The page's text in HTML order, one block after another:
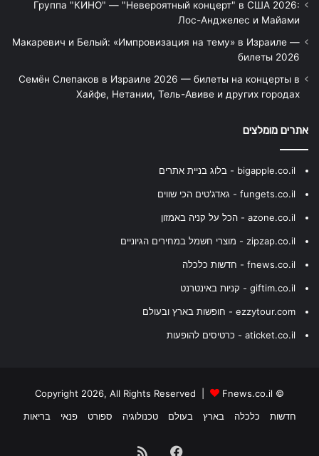
Группа "КИНО" — "Невероятный концерт" в США 2026:
Лос-Анджелес и Майами
Макаревич и Белый: «Импровизация на тему» в Израиле —
билеты 2026
Семён Слепаков в Израиле 2026 — билеты на концерты в
Хайфе, Нетании, Тель-Авиве и других городах
אתרים מומלצים
bigapple.co.il - בלוג בניית אתרים
fungets.co.il - גאדג'טים הכי שווים
azone.co.il - הכל על קניה באמזון
zipzap.co.il - מוצרי חשמל במחירים הגיוניים
fnews.co.il - חדשות כלכלה
giftim.co.il - קניות באינטרנט
ezzytour.com - חופשות בארץ ובעולם
aticket.co.il - כרטיסים להופעות
© Copyright 2026, All Rights Reserved |
Fnews.co.il
חדשות
כלכלה בארץ בעולם טכנולוגיה ספורט פנאי בריאות
Facebook